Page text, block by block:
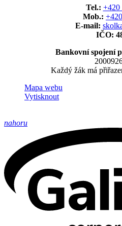
Tel.: +420
Mob.:
E-mail:
IČO:
Bankovní spojení
Každý žák má
Mapa webu
Vytisknout
nahoru